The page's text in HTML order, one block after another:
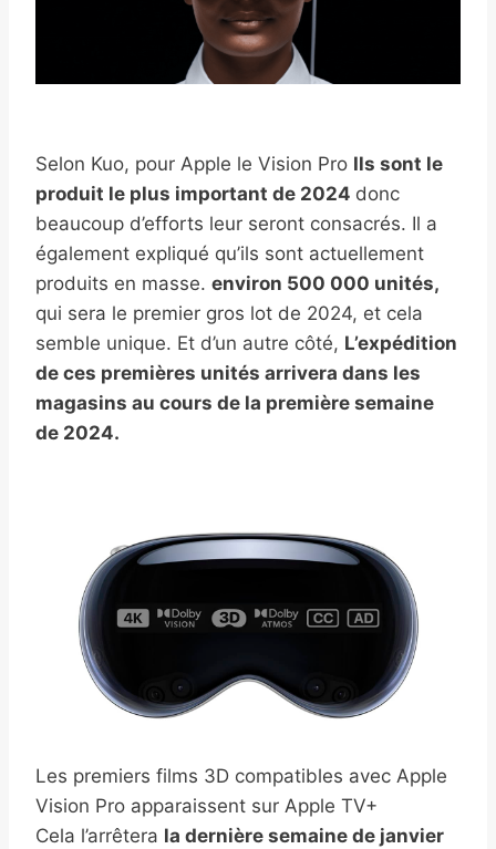
Selon Kuo, pour Apple le Vision Pro Ils sont le
produit le plus important de 2024 donc
beaucoup d’efforts leur seront consacrés. Il a
également expliqué qu’ils sont actuellement
produits en masse. environ 500 000 unités,
qui sera le premier gros lot de 2024, et cela
semble unique. Et d’un autre côté, L’expédition
de ces premières unités arrivera dans les
magasins au cours de la première semaine
de 2024.
Les premiers films 3D compatibles avec Apple
Vision Pro apparaissent sur Apple TV+
Cela l’arrêtera la dernière semaine de janvier